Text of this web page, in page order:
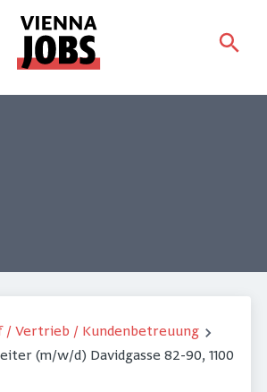
/ Vertrieb / Kundenbetreuung
(m/w/d) Davidgasse 82-90, 1100